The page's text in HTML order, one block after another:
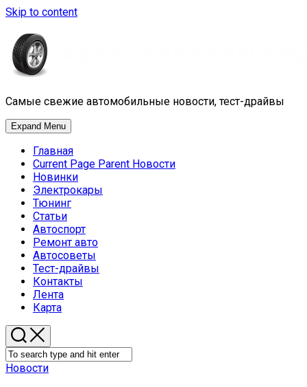
Skip to content
Самые свежие автомобильные новости, тест-драйвы
Expand Menu
Главная
Current Page Parent Новости
Новинки
Электрокары
Тюнинг
Статьи
Автоспорт
Ремонт авто
Автосоветы
Тест-драйвы
Контакты
Лента
Карта
Новости